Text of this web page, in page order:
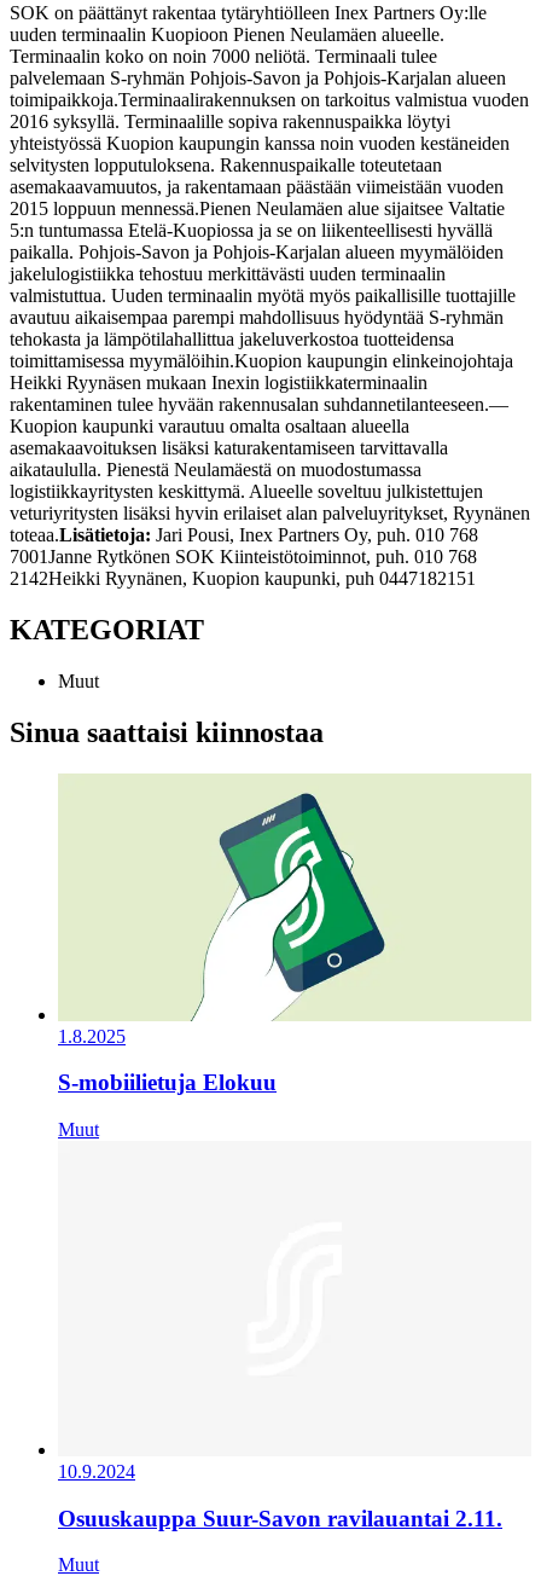
SOK on päättänyt rakentaa tytäryhtiölleen Inex Partners Oy:lle
uuden terminaalin Kuopioon Pienen Neulamäen alueelle.
Terminaalin koko on noin 7000 neliötä. Terminaali tulee
palvelemaan S-ryhmän Pohjois-Savon ja Pohjois-Karjalan alueen
toimipaikkoja.Terminaalirakennuksen on tarkoitus valmistua vuoden
2016 syksyllä. Terminaalille sopiva rakennuspaikka löytyi
yhteistyössä Kuopion kaupungin kanssa noin vuoden kestäneiden
selvitysten lopputuloksena. Rakennuspaikalle toteutetaan
asemakaavamuutos, ja rakentamaan päästään viimeistään vuoden
2015 loppuun mennessä.Pienen Neulamäen alue sijaitsee Valtatie
5:n tuntumassa Etelä-Kuopiossa ja se on liikenteellisesti hyvällä
paikalla. Pohjois-Savon ja Pohjois-Karjalan alueen myymälöiden
jakelulogistiikka tehostuu merkittävästi uuden terminaalin
valmistuttua. Uuden terminaalin myötä myös paikallisille tuottajille
avautuu aikaisempaa parempi mahdollisuus hyödyntää S-ryhmän
tehokasta ja lämpötilahallittua jakeluverkostoa tuotteidensa
toimittamisessa myymälöihin.Kuopion kaupungin elinkeinojohtaja
Heikki Ryynäsen mukaan Inexin logistiikkaterminaalin
rakentaminen tulee hyvään rakennusalan suhdannetilanteeseen.—
Kuopion kaupunki varautuu omalta osaltaan alueella
asemakaavoituksen lisäksi katurakentamiseen tarvittavalla
aikataululla. Pienestä Neulamäestä on muodostumassa
logistiikkayritysten keskittymä. Alueelle soveltuu julkistettujen
veturiyritysten lisäksi hyvin erilaiset alan palveluyritykset, Ryynänen
toteaa.Lisätietoja: Jari Pousi, Inex Partners Oy, puh. 010 768
7001Janne Rytkönen SOK Kiinteistötoiminnot, puh. 010 768
2142Heikki Ryynänen, Kuopion kaupunki, puh 0447182151
KATEGORIAT
Muut
Sinua saattaisi kiinnostaa
1.8.2025
S-mobiilietuja Elokuu
Muut
10.9.2024
Osuuskauppa Suur-Savon ravilauantai 2.11.
Muut